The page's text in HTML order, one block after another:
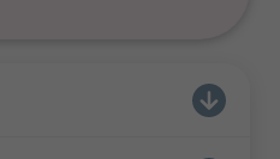
newsletter quotidienne